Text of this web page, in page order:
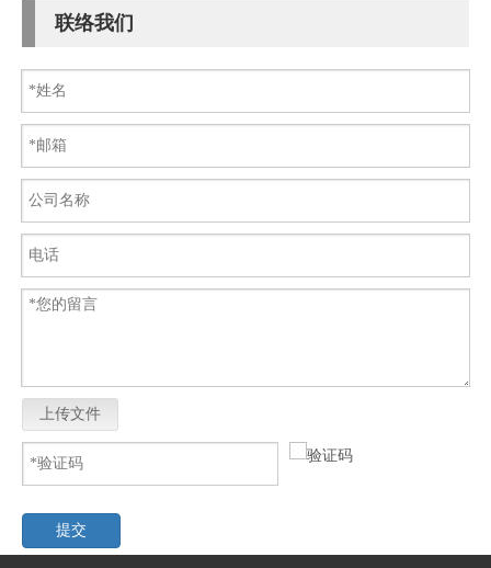
联络我们
上传文件
提交